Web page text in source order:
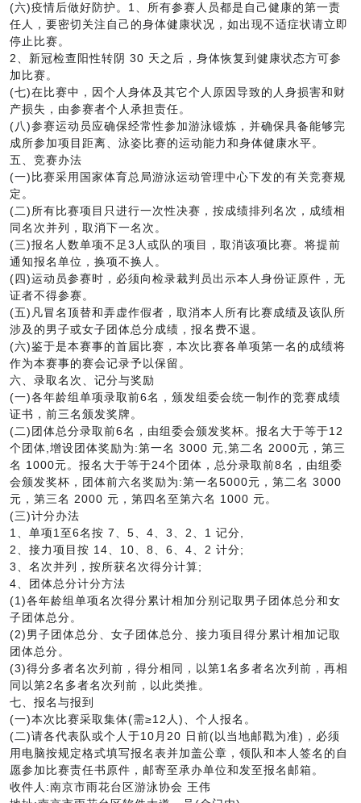
(六)疫情后做好防护。1、所有参赛人员都是自己健康的第一责
任人，要密切关注自己的身体健康状况，如出现不适症状请立即
停止比赛。
2、新冠检查阳性转阴 30 天之后，身体恢复到健康状态方可参
加比赛。
(七)在比赛中，因个人身体及其它个人原因导致的人身损害和财
产损失，由参赛者个人承担责任。
(八)参赛运动员应确保经常性参加游泳锻炼，并确保具备能够完
成所参加项目距离、泳姿比赛的运动能力和身体健康水平。
五、竞赛办法
(一)比赛采用国家体育总局游泳运动管理中心下发的有关竞赛规
定。
(二)所有比赛项目只进行一次性决赛，按成绩排列名次，成绩相
同名次并列，取消下一名次。
(三)报名人数单项不足3人或队的项目，取消该项比赛。将提前
通知报名单位，换项不换人。
(四)运动员参赛时，必须向检录裁判员出示本人身份证原件，无
证者不得参赛。
(五)凡冒名顶替和弄虚作假者，取消本人所有比赛成绩及该队所
涉及的男子或女子团体总分成绩，报名费不退。
(六)鉴于是本赛事的首届比赛，本次比赛各单项第一名的成绩将
作为本赛事的赛会记录予以保留。
六、录取名次、记分与奖励
(一)各年龄组单项录取前6名，颁发组委会统一制作的竞赛成绩
证书，前三名颁发奖牌。
(二)团体总分录取前6名，由组委会颁发奖杯。报名大于等于12
个团体,增设团体奖励为:第一名 3000 元,第二名 2000元，第三
名 1000元。报名大于等于24个团体，总分录取前8名，由组委
会颁发奖杯，团体前六名奖励为:第一名5000元，第二名 3000
元，第三名 2000 元，第四名至第六名 1000 元。
(三)计分办法
1、单项1至6名按 7、5、4、3、2、1 记分,
2、接力项目按 14、10、8、6、4、2 计分;
3、名次并列，按所获名次得分计算;
4、团体总分计分方法
(1)各年龄组单项名次得分累计相加分别记取男子团体总分和女
子团体总分。
(2)男子团体总分、女子团体总分、接力项目得分累计相加记取
团体总分。
(3)得分多者名次列前，得分相同，以第1名多者名次列前，再相
同以第2名多者名次列前，以此类推。
七、报名与报到
(一)本次比赛采取集体(需≥12人)、个人报名。
(二)请各代表队或个人于10月20 日前(以当地邮戳为准)，必须
用电脑按规定格式填写报名表并加盖公章，领队和本人签名的自
愿参加比赛责任书原件，邮寄至承办单位和发至报名邮箱。
收件人:南京市雨花台区游泳协会 王伟